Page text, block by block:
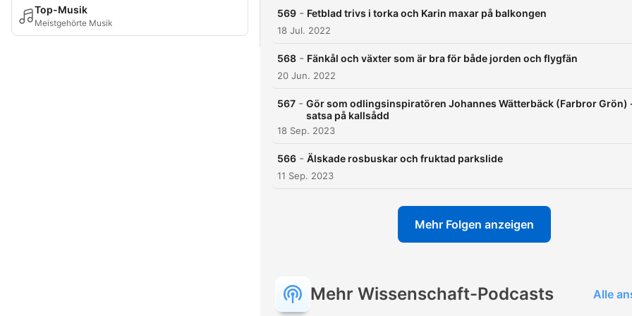
Top-Musik
Meistgehörte Musik
569 - Fetblad trivs i torka och Karin maxar på balkongen
18 Jul. 2022
568 - Fänkål och växter som är bra för både jorden och flygfän
20 Jun. 2022
567 - Gör som odlingsinspiratören Johannes Wätterbäck (Farbror Grön)
satsa på kallsådd
18 Sep. 2023
566 - Älskade rosbuskar och fruktad parkslide
11 Sep. 2023
Mehr Folgen anzeigen
Mehr Wissenschaft-Podcasts Alle